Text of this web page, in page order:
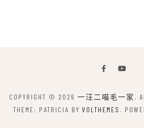
COPYRIGHT © 2026 一汪二喵毛一家 .
THEME: PATRICIA BY VOLTHEMES .